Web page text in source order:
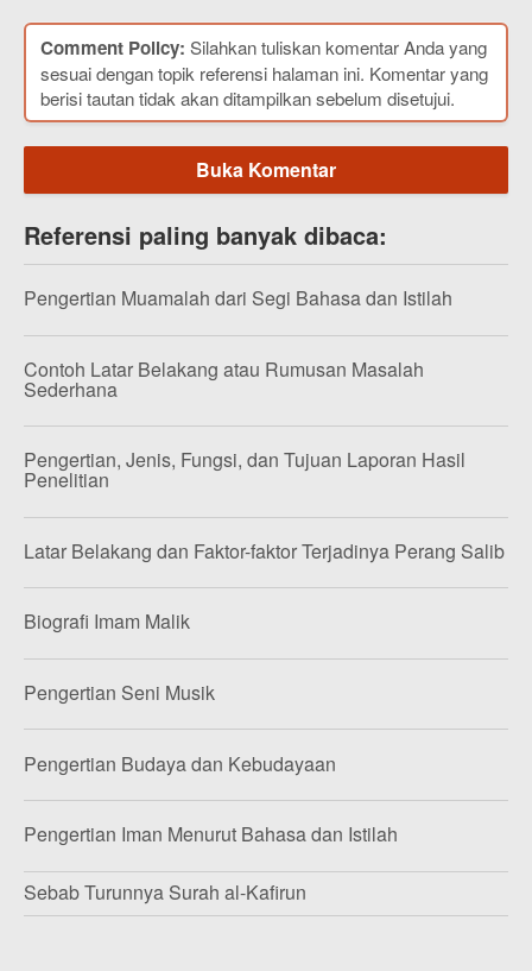
Comment Policy: Silahkan tuliskan komentar Anda yang
sesuai dengan topik referensi halaman ini. Komentar yang
berisi tautan tidak akan ditampilkan sebelum disetujui.
Buka Komentar
Referensi paling banyak dibaca:
Pengertian Muamalah dari Segi Bahasa dan Istilah
Contoh Latar Belakang atau Rumusan Masalah
Sederhana
Pengertian, Jenis, Fungsi, dan Tujuan Laporan Hasil
Penelitian
Latar Belakang dan Faktor-faktor Terjadinya Perang Salib
Biografi Imam Malik
Pengertian Seni Musik
Pengertian Budaya dan Kebudayaan
Pengertian Iman Menurut Bahasa dan Istilah
Sebab Turunnya Surah al-Kafirun